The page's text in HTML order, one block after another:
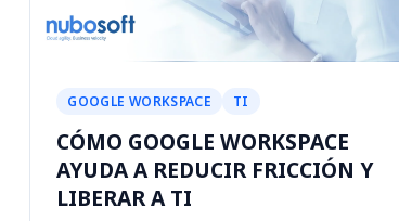
GOOGLE WORKSPACE TI
CÓMO GOOGLE WORKSPACE
AYUDA A REDUCIR FRICCIÓN Y
LIBERAR A TI